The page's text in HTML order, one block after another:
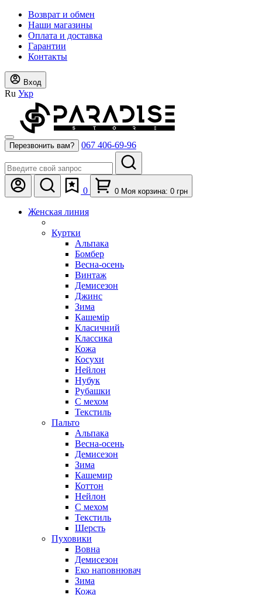
Возврат и обмен
Наши магазины
Оплата и доставка
Гарантии
Контакты
Вход
Ru Укр
Перезвонить вам? 067 406-69-96
0 0 Моя корзина: 0 грн
Женская линия
Куртки
Альпака
Бомбер
Весна-осень
Винтаж
Демисезон
Джинс
Зима
Кашемір
Класичний
Классика
Кожа
Косухи
Нейлон
Нубук
Рубашки
С мехом
Текстиль
Пальто
Альпака
Весна-осень
Демисезон
Зима
Кашемир
Коттон
Нейлон
С мехом
Текстиль
Шерсть
Пуховики
Вовна
Демисезон
Еко наповнювач
Зима
Кожа